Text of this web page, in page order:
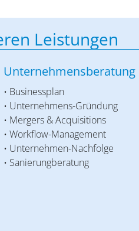
Leistungen
Unternehmensberatung
• Businessplan
• Unternehmens-Gründung
• Mergers & Acquisitions
• Workflow-Management
• Unternehmen-Nachfolge
• Sanierungberatung